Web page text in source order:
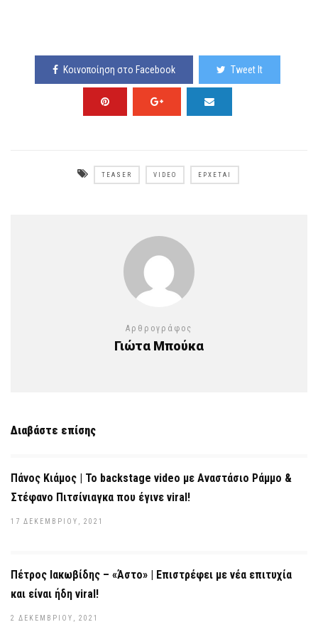
Κοινοποίηση στο Facebook Tweet It
TEASER VIDEO ΈΡΧΕΤΑΙ
Αρθρογράφος
Γιώτα Μπούκα
Διαβάστε επίσης
Πάνος Κιάμος | Το backstage video με Αναστάσιο Ράμμο &
Στέφανο Πιτσίνιαγκα που έγινε viral!
17 ΔΕΚΕΜΒΡΊΟΥ, 2021
Πέτρος Ιακωβίδης – «Άστο» | Επιστρέφει με νέα επιτυχία
και είναι ήδη viral!
2 ΔΕΚΕΜΒΡΊΟΥ, 2021